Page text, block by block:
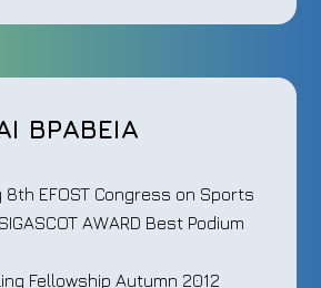
ΒΡΑΒΕΙΑ
8th EFOST Congress on Sports
AWARD Best Podium
Fellowship Autumn 2012